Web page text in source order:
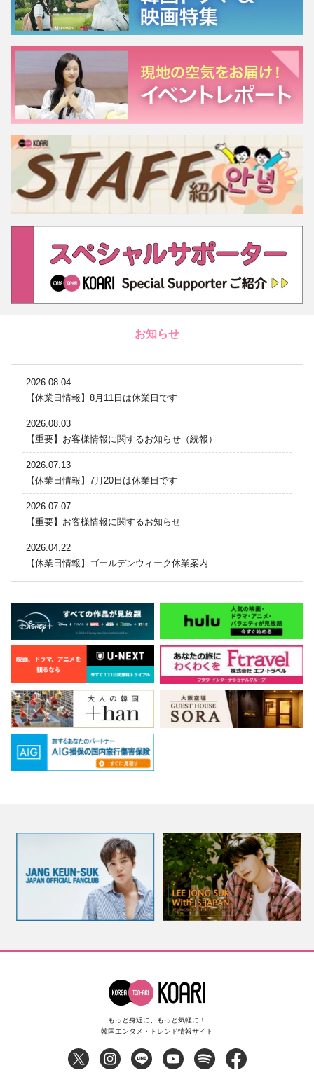
お知らせ
2026.08.04
【休業日情報】8月11日は休業日です
2026.08.03
【重要】お客様情報に関するお知らせ（続報）
2026.07.13
【休業日情報】7月20日は休業日です
2026.07.07
【重要】お客様情報に関するお知らせ
2026.04.22
【休業日情報】ゴールデンウィーク休業案内
もっと身近に、もっと気軽に！
韓国エンタメ・トレンド情報サイト